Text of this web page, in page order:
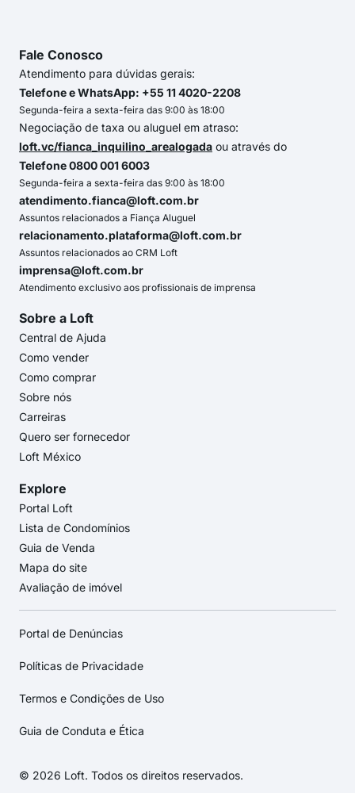
Fale Conosco
Atendimento para dúvidas gerais:
Telefone e WhatsApp: +55 11 4020-2208
Segunda-feira a sexta-feira das 9:00 às 18:00
Negociação de taxa ou aluguel em atraso:
loft.vc/fianca_inquilino_arealogada ou através do
Telefone 0800 001 6003
Segunda-feira a sexta-feira das 9:00 às 18:00
atendimento.fianca@loft.com.br
Assuntos relacionados a Fiança Aluguel
relacionamento.plataforma@loft.com.br
Assuntos relacionados ao CRM Loft
imprensa@loft.com.br
Atendimento exclusivo aos profissionais de imprensa
Sobre a Loft
Central de Ajuda
Como vender
Como comprar
Sobre nós
Carreiras
Quero ser fornecedor
Loft México
Explore
Portal Loft
Lista de Condomínios
Guia de Venda
Mapa do site
Avaliação de imóvel
Portal de Denúncias
Políticas de Privacidade
Termos e Condições de Uso
Guia de Conduta e Ética
© 2026 Loft. Todos os direitos reservados.